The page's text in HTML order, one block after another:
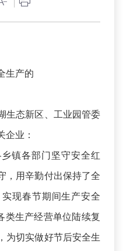
生产的
生态新区、工业园管委
企业：
镇各部门坚守安全红
，用辛勤付出保持了全
现春节期间生产安全
类生产经营单位陆续复
为切实做好节后安全生